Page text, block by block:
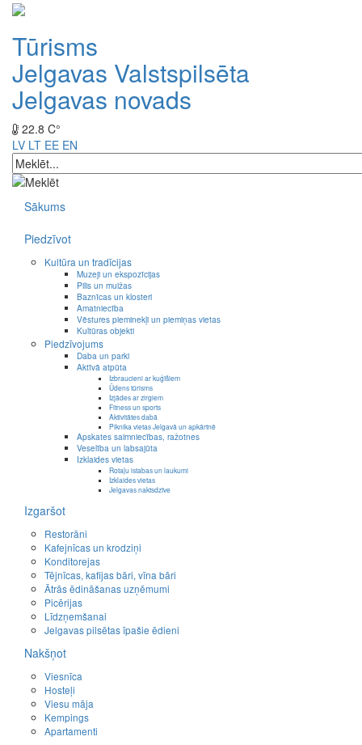
Tūrisms
Jelgavas Valstspilsēta
Jelgavas novads
22.8 C°
LV LT EE EN
Sākums
Piedzīvot
Kultūra un tradīcijas
Muzeji un ekspozīcijas
Pilis un muižas
Baznīcas un klosteri
Amatniecība
Vēstures pieminekļi un piemiņas vietas
Kultūras objekti
Piedzīvojums
Daba un parki
Aktīvā atpūta
Izbraucieni ar kuģīšiem
Ūdens tūrisms
Izjādes ar zirgiem
Fitness un sports
Aktivitātes dabā
Piknika vietas Jelgavā un apkārtnē
Apskates saimniecības, ražotnes
Veselība un labsajūta
Izklaides vietas
Rotaļu istabas un laukumi
Izklaides vietas
Jelgavas naktsdzīve
Izgaršot
Restorāni
Kafejnīcas un krodziņi
Konditorejas
Tējnīcas, kafijas bāri, vīna bāri
Ātrās ēdināšanas uzņēmumi
Picērijas
Līdzņemšanai
Jelgavas pilsētas īpašie ēdieni
Nakšņot
Viesnīca
Hosteļi
Viesu māja
Kempings
Apartamenti